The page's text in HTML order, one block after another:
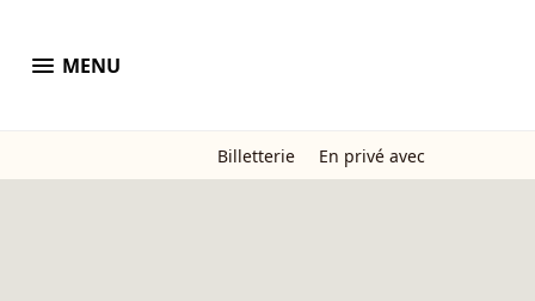
menu MENU
Billetterie En privé avec